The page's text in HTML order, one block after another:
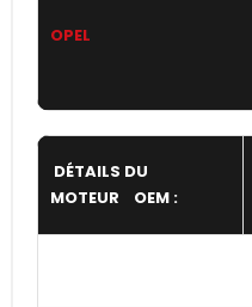
OPEL
DÉTAILS DU
MOTEUR OEM :